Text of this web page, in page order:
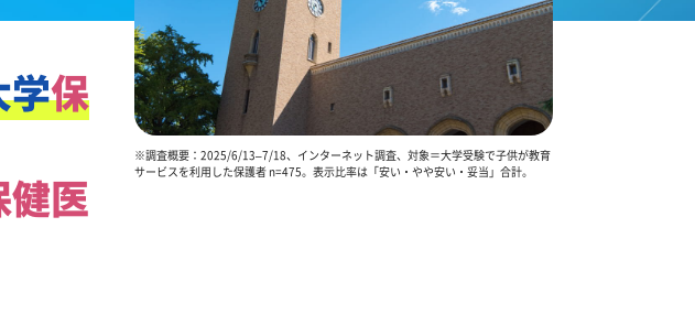
学保
健医
※調査概要：2025/6/13–7/18、インターネット調査、対象＝大学受験で子供が教育
サービスを利用した保護者 n=475。表示比率は「安い・やや安い・妥当」合計。